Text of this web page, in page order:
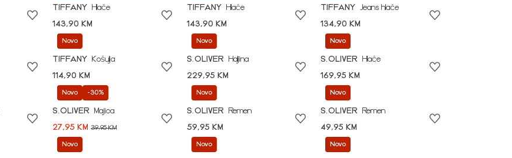
TIFFANY
Hlače
143,90 KM
TIFFANY
Hlače
143,90 KM
TIFFANY
Jeans hlače
134,90 KM
Novo
TIFFANY
Košulja
114,90 KM
Novo
S.OLIVER
Haljina
229,95 KM
Novo
S.OLIVER
Hlače
169,95 KM
Novo -30%
S.OLIVER
Majica
27,95 KM39,95 KM
Novo
S.OLIVER
Remen
59,95 KM
Novo
S.OLIVER
Remen
49,95 KM
Novo Novo Novo